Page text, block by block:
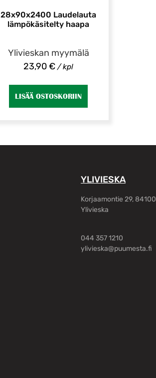
28x90x2400 Laudelauta
lämpökäsitelty haapa
Ylivieskan myymälä
23,90€ / kpl
LISÄÄ OSTOSKORIIN
YLIVIESKA
Korjaamontie 29, 84100
Ylivieska
044 357 1210
ylivieska@puumesta.fi